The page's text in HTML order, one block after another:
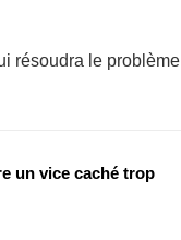
résoudra le problème
un vice caché trop